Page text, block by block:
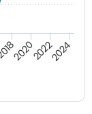
202020222024